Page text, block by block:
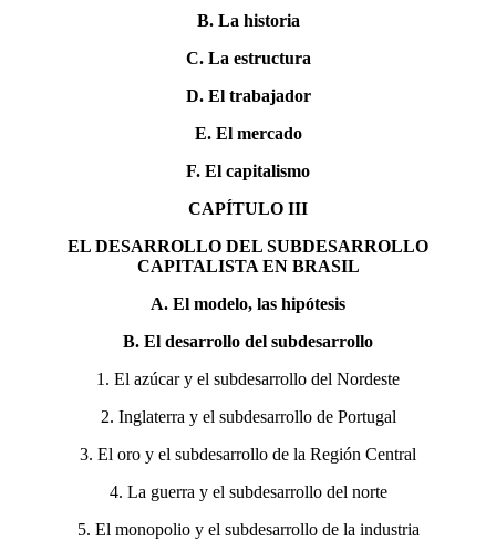
B. La historia
C. La estructura
D. El trabajador
E. El mercado
F. El capitalismo
CAPÍTULO III
EL DESARROLLO DEL SUBDESARROLLO
CAPITALISTA EN BRASIL
A. El modelo, las hipótesis
B. El desarrollo del subdesarrollo
1. El azúcar y el subdesarrollo del Nordeste
2. Inglaterra y el subdesarrollo de Portugal
3. El oro y el subdesarrollo de la Región Central
4. La guerra y el subdesarrollo del norte
5. El monopolio y el subdesarrollo de la industria